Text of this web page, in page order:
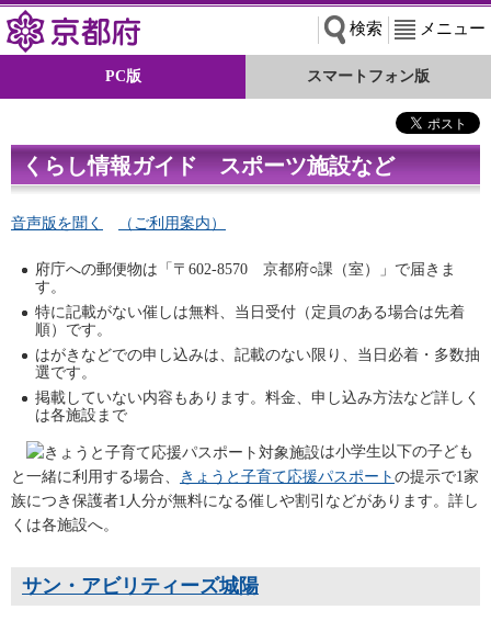
京都府
検索 メニュー
PC版 スマートフォン版
くらし情報ガイド スポーツ施設など
音声版を聞く （ご利用案内）
府庁への郵便物は「〒602-8570 京都府○課（室）」で届きま
す。
特に記載がない催しは無料、当日受付（定員のある場合は先着
順）です。
はがきなどでの申し込みは、記載のない限り、当日必着・多数抽
選です。
掲載していない内容もあります。料金、申し込み方法など詳しく
は各施設まで
は小学生以下の子ども
と一緒に利用する場合、
きょうと子育て応援パスポート の提示で1家
族につき保護者1人分が無料になる催しや割引などがあります。詳し
くは各施設へ。
サン・アビリティーズ城陽